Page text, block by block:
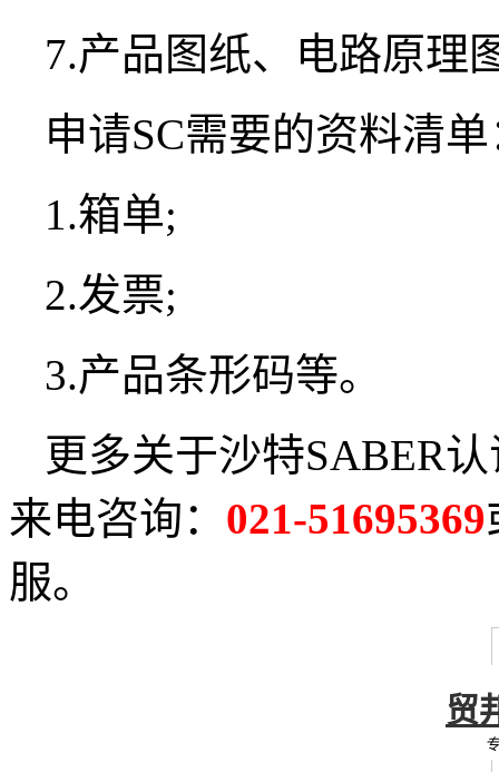
7.产品图纸、电路原理
申请SC需要的资料清
1.箱单;
2.发票;
3.产品条形码等。
更多关于沙特SABER
来电咨询： 021-51695369
服。
贸